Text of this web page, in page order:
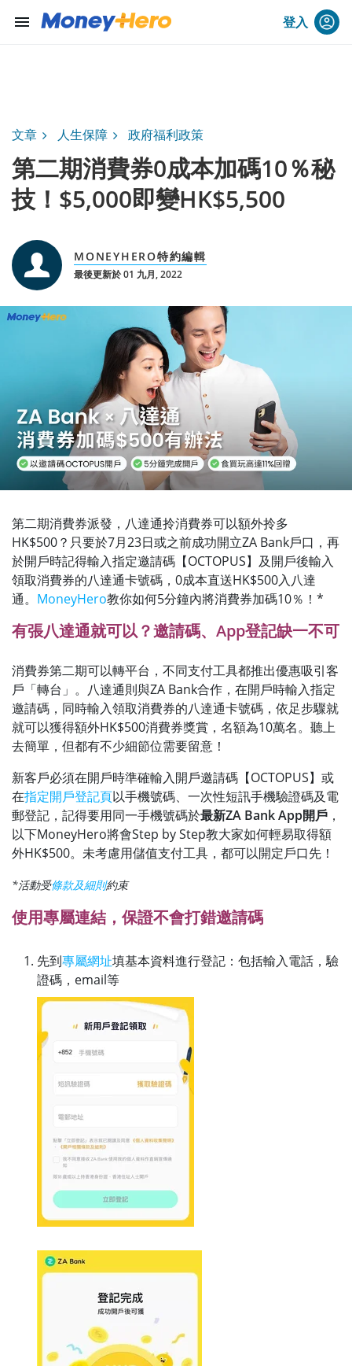
menu 登入
文章 人生保障 政府福利政策
第二期消費券0成本加碼10％秘
技！$5,000即變HK$5,500
MONEYHERO特約編輯
最後更新於 01 九月, 2022
第二期消費券派發，八達通拎消費券可以額外拎多
HK$500？只要於7月23日或之前成功開立ZA Bank戶口，再
於開戶時記得輸入指定邀請碼【OCTOPUS】及開戶後輸入
領取消費券的八達通卡號碼，0成本直送HK$500入八達
通。 MoneyHero教你如何5分鐘內將消費券加碼10％！*
有張八達通就可以？邀請碼、App登記缺一不可
消費券第二期可以轉平台，不同支付工具都推出優惠吸引客
戶「轉台」。八達通則與ZA Bank合作，在開戶時輸入指定
邀請碼，同時輸入領取消費券的八達通卡號碼，依足步驟就
就可以獲得額外HK$500消費券獎賞，名額為10萬名。聽上
去簡單，但都有不少細節位需要留意！
新客戶必須在開戶時準確輸入開戶邀請碼【OCTOPUS】或
在指定開戶登記頁以手機號碼、一次性短訊手機驗證碼及電
郵登記，記得要用同一手機號碼於最新ZA Bank App開戶 ，
以下MoneyHero將會Step by Step教大家如何輕易取得額
外HK$500。未考慮用儲值支付工具，都可以開定戶口先！
*活動受條款及細則約束
使用專屬連結，保證不會打錯邀請碼
先到專屬網址填基本資料進行登記：包括輸入電話，驗
證碼，email等